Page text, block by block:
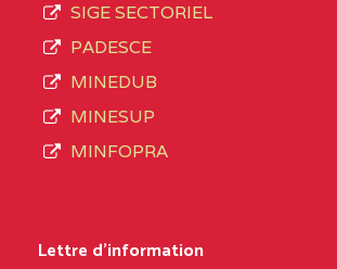
SIGE SECTORIEL
PADESCE
MINEDUB
MINESUP
MINFOPRA
Lettre d'information